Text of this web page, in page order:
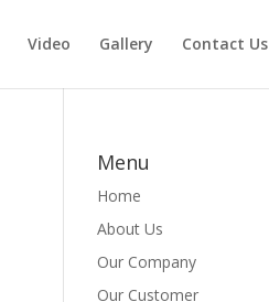
Video Gallery Contact Us
Menu
Home
About Us
Our Company
Our Customer